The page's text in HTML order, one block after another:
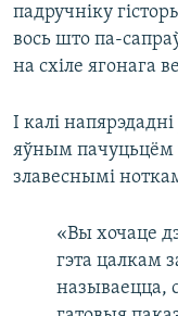
падручніку
вось што па-
на схіле ягонага
І калі
яўным пачуцьцём
злавеснымі
«Вы хочаце
гэта цалкам
называецца,